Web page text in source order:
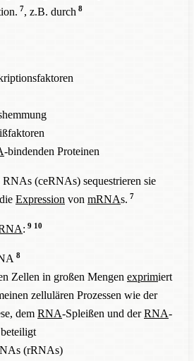
7, z.B. durch 8
-bindenden Proteinen
RNAs (ceRNAs) sequestrieren sie
Expression von mRNAs. 7
: 9 10
8
Zellen in großen Mengen exprimiert
zellulären Prozessen wie der
dem RNA-Spleißen und derRNA-
(rRNAs)